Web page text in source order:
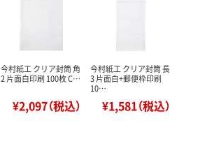
今村紙工 クリア封筒 角
2 片面白印刷 100枚 C…
¥2,097（税込）
今村紙工 クリア封筒 長
3 片面白+郵便枠印刷
10…
¥1,581（税込）